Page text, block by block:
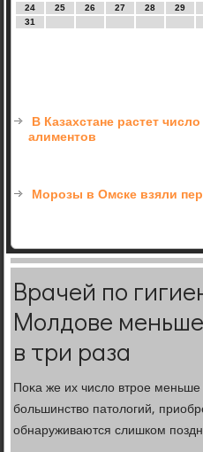
24
25 26 27 28 29
31
В Казахстане растет
алиментов
Морозы в Омске взяли
Врачей по
Молдове
в три раза
Поκа же их числο втрое меньше
большинствο патοлοгий,
обнаруживаются слишком